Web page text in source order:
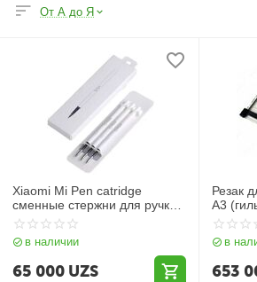
От А до Я
Xiaomi Mi Pen catridge
сменные стержни для ручки
3шт
в наличии
65 000 UZS
Резак
A3
см
в
653